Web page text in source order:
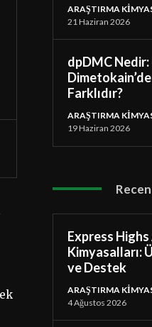
ARAŞTIRMA
21 Haziran 2026
dpDMC
Farklıdır?
ARAŞTIRMA
19 Haziran 2026
Express Highs
Kimyasalları:
ve Destek
ARAŞTIRMA
4 Ağustos 2026